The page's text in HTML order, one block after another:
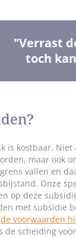
"Verrast
toch
is kostbaar.
maar ook
vallen en
Onze
op deze
met subsidie
de voorwaarden
de scheiding